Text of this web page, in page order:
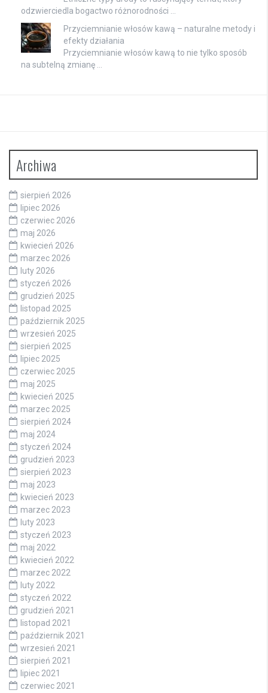
odzwierciedla bogactwo różnorodności …
Przyciemnianie włosów kawą – naturalne metody i
efekty działania
Przyciemnianie włosów kawą to nie tylko sposób
na subtelną zmianę …
Archiwa
sierpień 2026
lipiec 2026
czerwiec 2026
maj 2026
kwiecień 2026
marzec 2026
luty 2026
styczeń 2026
grudzień 2025
listopad 2025
październik 2025
wrzesień 2025
sierpień 2025
lipiec 2025
czerwiec 2025
maj 2025
kwiecień 2025
marzec 2025
sierpień 2024
maj 2024
styczeń 2024
grudzień 2023
sierpień 2023
maj 2023
kwiecień 2023
marzec 2023
luty 2023
styczeń 2023
maj 2022
kwiecień 2022
marzec 2022
luty 2022
styczeń 2022
grudzień 2021
listopad 2021
październik 2021
wrzesień 2021
sierpień 2021
lipiec 2021
czerwiec 2021